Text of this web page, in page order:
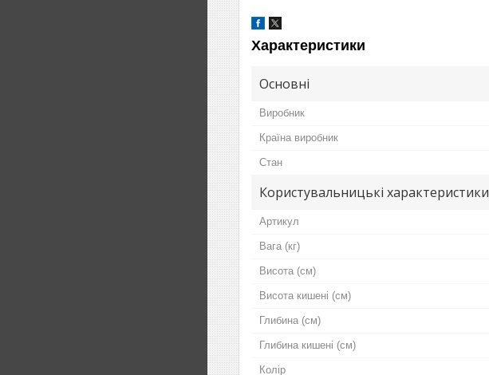
Характеристики
Основні
Виробник
Країна виробник
Стан
Користувальницькі характеристики
Артикул
Вага (кг)
Висота (см)
Висота кишені (см)
Глибина (см)
Глибина кишені (см)
Колір